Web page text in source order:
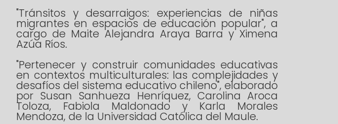
"Tránsitos y desarraigos: experiencias de niñas
migrantes en espacios de educación popular", a
cargo de Maite Alejandra Araya Barra y Ximena
Azúa Ríos.
"Pertenecer y construir comunidades educativas
en contextos multiculturales: las complejidades y
desafíos del sistema educativo chileno", elaborado
por Susan Sanhueza Henríquez, Carolina Aroca
Toloza, Fabiola Maldonado y Karla Morales
Mendoza, de la Universidad Católica del Maule.